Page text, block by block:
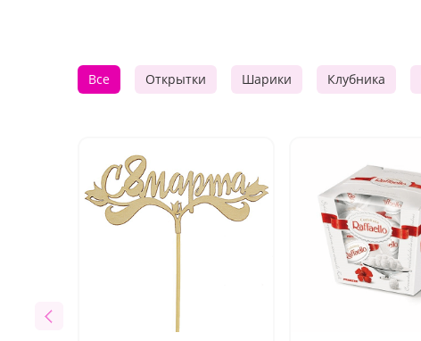
Все Открытки Шарики Клубника